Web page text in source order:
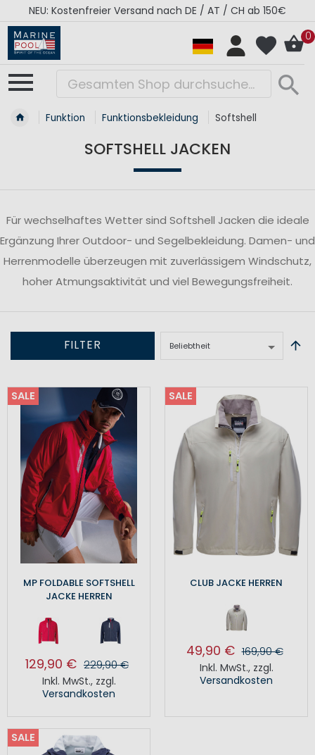
NEU: Kostenfreier Versand nach DE / AT / CH ab 150€
0
Funktion Funktionsbekleidung Softshell
SOFTSHELL JACKEN
Für wechselhaftes Wetter sind Softshell Jacken die ideale
Ergänzung Ihrer Outdoor- und Segelbekleidung. Damen- und
Herrenmodelle überzeugen mit zuverlässigem Windschutz,
hoher Atmungsaktivität und viel Bewegungsfreiheit.
FILTER
SALE
MP FOLDABLE SOFTSHELL
JACKE HERREN
129,90 € 229,90 €
Inkl. MwSt., zzgl.
Versandkosten
SALE
CLUB JACKE HERREN
49,90 € 169,90 €
Inkl. MwSt., zzgl.
Versandkosten
SALE